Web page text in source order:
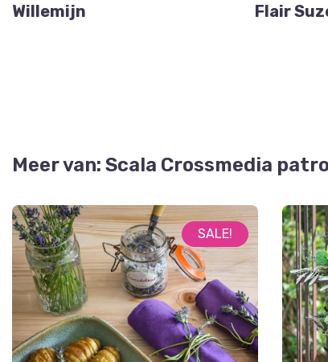
Willemijn
Flair
Meer van: Scala Crossmedia
SALE!